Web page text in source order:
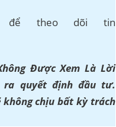
để theo dõi tin
Được Xem Là Lời
quyết định đầu tư.
chịu bất kỳ trách